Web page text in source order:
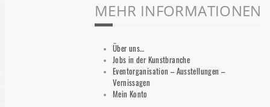
MEHR INFORMATIONEN
Über uns…
Jobs in der Kunstbranche
Eventorganisation – Ausstellungen –
Vernissagen
Mein Konto